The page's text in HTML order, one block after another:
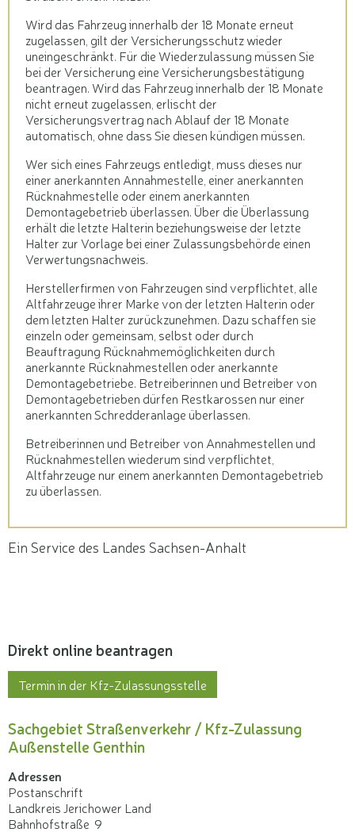
Wird das Fahrzeug innerhalb der 18 Monate erneut
zugelassen, gilt der Versicherungsschutz wieder
uneingeschränkt. Für die Wiederzulassung müssen Sie
bei der Versicherung eine Versicherungsbestätigung
beantragen. Wird das Fahrzeug innerhalb der 18 Monate
nicht erneut zugelassen, erlischt der
Versicherungsvertrag nach Ablauf der 18 Monate
automatisch, ohne dass Sie diesen kündigen müssen.
Wer sich eines Fahrzeugs entledigt, muss dieses nur
einer anerkannten Annahmestelle, einer anerkannten
Rücknahmestelle oder einem anerkannten
Demontagebetrieb überlassen. Über die Überlassung
erhält die letzte Halterin beziehungsweise der letzte
Halter zur Vorlage bei einer Zulassungsbehörde einen
Verwertungsnachweis.
Herstellerfirmen von Fahrzeugen sind verpflichtet, alle
Altfahrzeuge ihrer Marke von der letzten Halterin oder
dem letzten Halter zurückzunehmen. Dazu schaffen sie
einzeln oder gemeinsam, selbst oder durch
Beauftragung Rücknahmemöglichkeiten durch
anerkannte Rücknahmestellen oder anerkannte
Demontagebetriebe. Betreiberinnen und Betreiber von
Demontagebetrieben dürfen Restkarossen nur einer
anerkannten Schredderanlage überlassen.
Betreiberinnen und Betreiber von Annahmestellen und
Rücknahmestellen wiederum sind verpflichtet,
Altfahrzeuge nur einem anerkannten Demontagebetrieb
zu überlassen.
Ein Service des Landes Sachsen-Anhalt
Direkt online beantragen
Termin in der Kfz-Zulassungsstelle
Sachgebiet Straßenverkehr / Kfz-Zulassung
Außenstelle Genthin
Adressen
Postanschrift
Landkreis Jerichower Land
Bahnhofstraße 9